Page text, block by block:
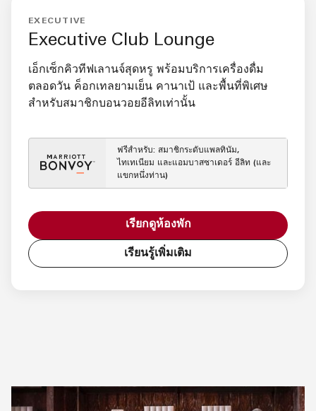
EXECUTIVE
Executive Club Lounge
เอ็กเซ็กคิวทีฟเลานจ์สุดหรู พร้อมบริการเครื่องดื่ม
ตลอดวัน ค็อกเทลยามเย็น คานาเป้ และพื้นที่พิเศษ
สำหรับสมาชิกบอนวอยอีลิทเท่านั้น
ฟรีสำหรับ: สมาชิกระดับแพลทินัม,
ไทเทเนียม และแอมบาสซาเดอร์ อีลิท (และ
แขกหนึ่งท่าน)
เรียกดูห้องพัก
เรียนรู้เพิ่มเติม